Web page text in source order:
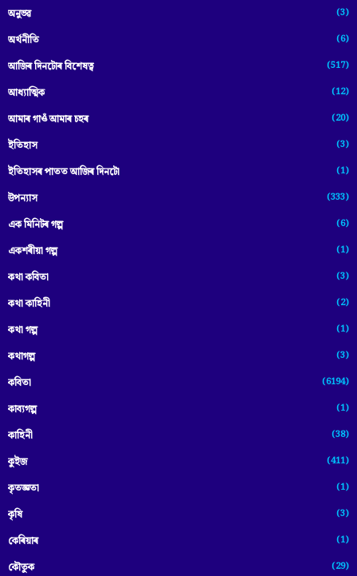
অনুভৱ (3)
অৰ্থনীতি (6)
আজিৰ দিনটোৰ বিশেষত্ব (517)
আধ্যাত্মিক (12)
আমাৰ গাওঁ আমাৰ চহৰ (20)
ইতিহাস (3)
ইতিহাসৰ পাতত আজিৰ দিনটো (1)
উপন্যাস (333)
এক মিনিটৰ গল্প (6)
একশৰীয়া গল্প (1)
কথা কবিতা (3)
কথা কাহিনী (2)
কথা গল্প (1)
কথাগল্প (3)
কবিতা (6194)
কাব্যগল্প (1)
কাহিনী (38)
কুইজ (411)
কৃতজ্ঞতা (1)
কৃষি (3)
কেৰিয়াৰ (1)
কৌতুক (29)